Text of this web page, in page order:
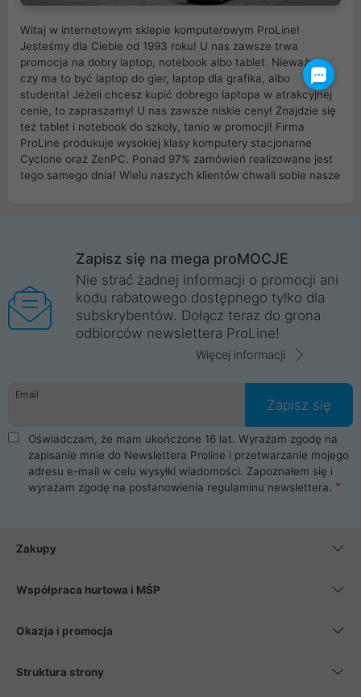
Witaj w internetowym sklepie komputerowym ProLine!
Jesteśmy dla Ciebie od 1993 roku! U nas zawsze trwa
promocja na dobry laptop, notebook albo tablet. Nieważne
czy ma to być laptop do gier, laptop dla grafika, albo
studenta! Jeżeli chcesz kupić dobrego laptopa w atrakcyjnej
cenie, to zapraszamy! U nas zawsze niskie ceny! Znajdzie się
też tablet i notebook do szkoły, tanio w promocji! Firma
ProLine produkuje wysokiej klasy komputery stacjonarne
Cyclone oraz ZenPC. Ponad 97% zamówień realizowane jest
tego samego dnia! Wielu naszych klientów chwali sobie nasze
Wrocław, Poznań, Legnica, Katowice, Gliwice, Kalisz, Bytom,
Trzebnica, Opole. Szybka i profesjonalna obsługa!
ProLine to polska firma ze 100% polskim kapitałem. Działamy
legalnie i płacimy podatki w naszym kraju! Posiadamy siedzibę
główną w Mirkowie oraz salony na terenie kraju. Cała
komunikacja ze sklepem komputerowym ProLine jest
danych osobowych. Dlatego zakup notebooka albo laptopa w
ProLine to czysta przyjemność i pełne bezpieczeństwo.
Zaopatrzysz się u nas w akcesoria i części komputerowe
takie jak procesory, karty graficzne, płyty główne, pamięci,
dyski SSD, M.2 oraz HDD. Nasi pracownicy pomogą Ci wybrać
najlepszy zasilacz komputerowy oraz obudowę do komputera.
Poza komputerami mamy również najlepsze na rynku
Smartfony takich producentów jak Xiaomi, Apple, Samsung i
wentylatory. Na koniec mając już to wszystko, możesz
Zapisz się na mega proMOCJE
Nie strać żadnej informacji o promocji ani
kodu rabatowego dostępnego tylko dla
subskrybentów. Dołącz teraz do grona
odbiorców newslettera ProLine!
Więcej informacji
Email
Zapisz się
Oświadczam, że mam ukończone 16 lat. Wyrażam zgodę na
zapisanie mnie do Newslettera Proline i przetwarzanie mojego
adresu e-mail w celu wysyłki wiadomości. Zapoznałem się i
wyrażam zgodę na postanowienia regulaminu newslettera.
Zakupy
Współpraca hurtowa i MŚP
Okazja i promocja
Struktura strony